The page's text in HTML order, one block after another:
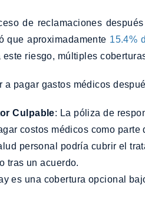
de reclamaciones
que aproximadamente 15.4%
riesgo, múltiples
pagar gastos médicos
Culpable: La póliza de
costos médicos como
personal podría cubrir el
tras un acuerdo.
es una cobertura opcional